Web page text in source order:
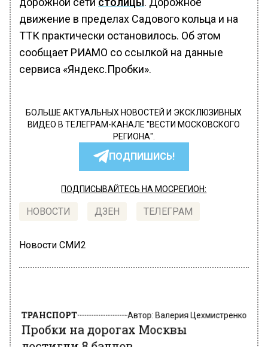
движение в пределах Садового кольца и на
ТТК практически остановилось. Об этом
сообщает РИАМО со ссылкой на данные
сервиса «Яндекс.Пробки».
БОЛЬШЕ АКТУАЛЬНЫХ НОВОСТЕЙ И ЭКСКЛЮЗИВНЫХ
ВИДЕО В ТЕЛЕГРАМ-КАНАЛЕ "ВЕСТИ МОСКОВСКОГО
РЕГИОНА".
ПОДПИШИСЬ!
ПОДПИСЫВАЙТЕСЬ НА МОСРЕГИОН:
НОВОСТИ ДЗЕН ТЕЛЕГРАМ
Новости СМИ2
Пробки на дорогах Москвы
достигли 8 баллов